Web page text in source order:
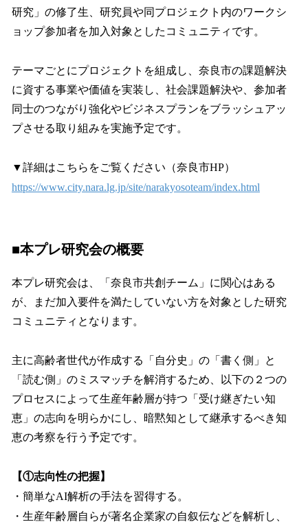
研究」の修了生、研究員や同プロジェクト内のワークシ
ョップ参加者を加入対象としたコミュニティです。
テーマごとにプロジェクトを組成し、奈良市の課題解決
に資する事業や価値を実装し、社会課題解決や、参加者
同士のつながり強化やビジネスプランをブラッシュアッ
プさせる取り組みを実施予定です。
▼詳細はこちらをご覧ください（奈良市HP）
https://www.city.nara.lg.jp/site/narakyosoteam/index.html
■本プレ研究会の概要
本プレ研究会は、「奈良市共創チーム」に関心はある
が、まだ加入要件を満たしていない方を対象とした研究
コミュニティとなります。
主に高齢者世代が作成する「自分史」の「書く側」と
「読む側」のミスマッチを解消するため、以下の２つの
プロセスによって生産年齢層が持つ「受け継ぎたい知
恵」の志向を明らかにし、暗黙知として継承するべき知
恵の考察を行う予定です。
【①志向性の把握】
・簡単なAI解析の手法を習得する。
・生産年齢層自らが著名企業家の自叙伝などを解析し、